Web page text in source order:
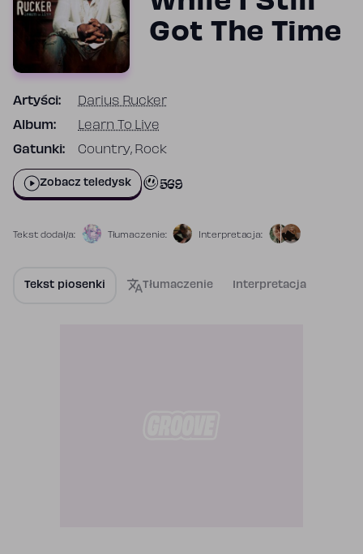
Got The Time
Artyści: Darius Rucker
Album: Learn To Live
Gatunki: Country, Rock
Zobacz teledysk 569
Tekst dodał/a: Tłumaczenie: Interpretacja:
Tekst piosenki Tłumaczenie Interpretacja